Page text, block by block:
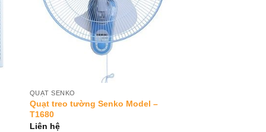
QUẠT SENKO
Quạt treo tường Senko Model –
T1680
Liên hệ